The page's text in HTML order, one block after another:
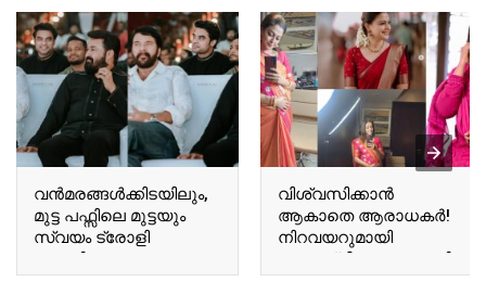
വന്‍മരങ്ങള്‍ക്കിടയിലും,
മുട്ട പഫ്സിലെ മുട്ടയും
സ്വയം ട്രോളി
ടോവിനോയും!
വിശ്വസിക്കാൻ
ആകാതെ ആരാധകർ!
നിറവയറുമായി
അനുശ്രീയുടെ പുതിയ